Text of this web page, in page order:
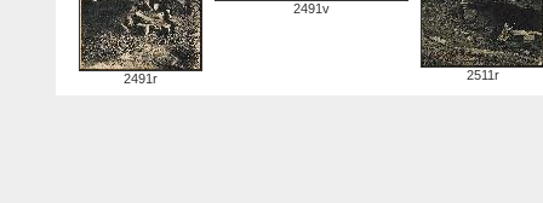
2491r
2491v
2511r